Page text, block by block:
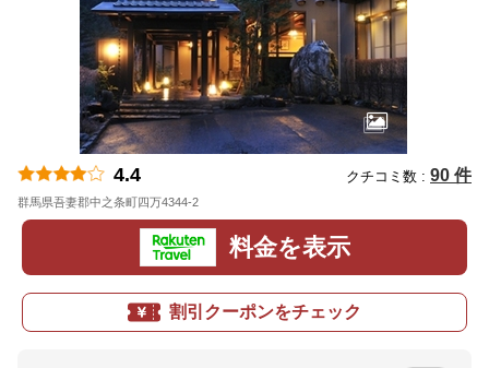
4.4 クチコミ数 : 90 件
群馬県吾妻郡中之条町四万4344-2
料金を表示
割引クーポンをチェック